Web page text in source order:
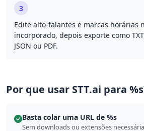
3
Edite alto-falantes e marcas horárias
incorporado, depois exporte como TXT,
JSON ou PDF.
Por que usar STT.ai para
Basta colar uma URL de %s
Sem downloads ou extensões